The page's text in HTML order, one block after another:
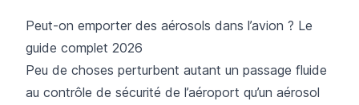
Peut-on emporter des aérosols dans l’avion ? Le
guide complet 2026
Peu de choses perturbent autant un passage fluide
au contrôle de sécurité de l’aéroport qu’un aérosol